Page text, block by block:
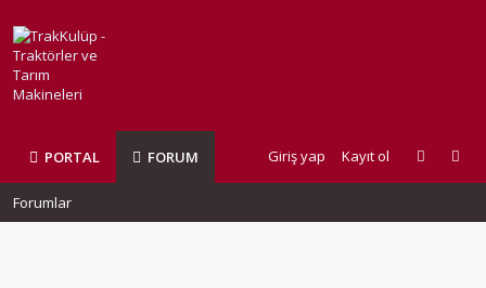
PORTAL FORUM Giriş yap Kayıt ol
Forumlar